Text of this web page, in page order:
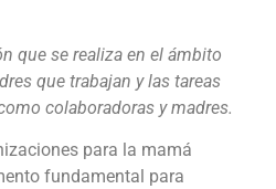
que se realiza en el ámbito
que trabajan y las tareas
colaboradoras y madres.
para la mamá
fundamental para